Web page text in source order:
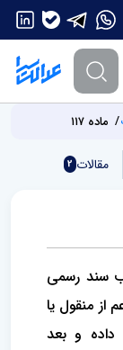
ماده ۱۱۷
مقالات 2
موجب سند رسمی
از منقول یا
و بعد